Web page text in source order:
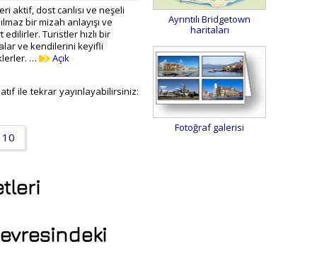
aktif, dost canlısı ve neşeli
bir mizah anlayışı ve
edilirler. Turistler hızlı bir
ve kendilerini keyifli
…
Açık
ile tekrar yayınlayabilirsiniz:
10
Ayrıntılı Bridgetown
haritaları
Fotoğraf galerisi